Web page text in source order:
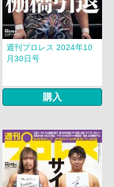
週刊プロレス 2024年10
月30日号
購入